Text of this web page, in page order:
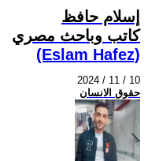
إسلام حافظ
كاتب وباحث مصري
(Eslam Hafez)
2024 / 11 / 10
حقوق الانسان